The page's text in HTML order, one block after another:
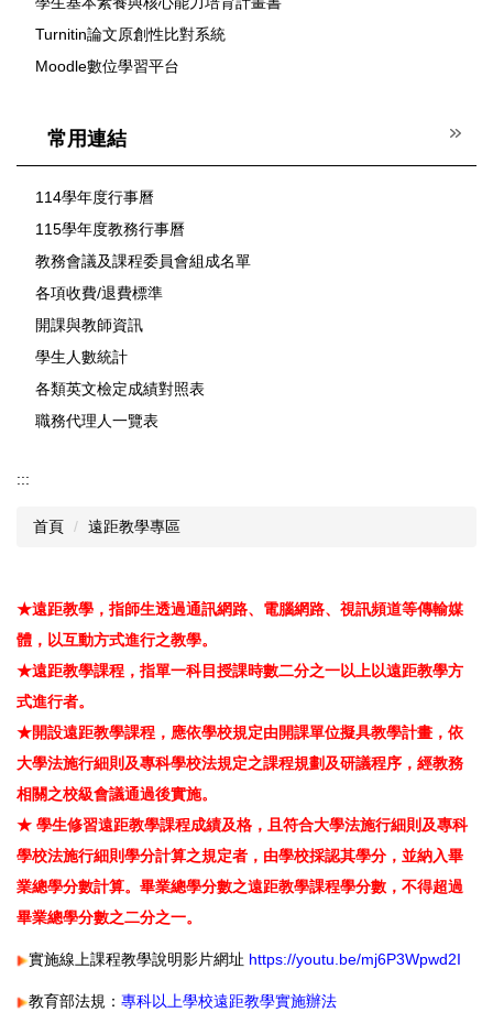
Turnitin論文原創性比對系統
Moodle數位學習平台
常用連結
114學年度行事曆
115學年度教務行事曆
教務會議及課程委員會組成名單
各項收費/退費標準
開課與教師資訊
學生人數統計
各類英文檢定成績對照表
職務代理人一覽表
:::
首頁 遠距教學專區
★遠距教學，指師生透過通訊網路、電腦網路、視訊頻道等傳輸媒
體，以互動方式進行之教學。
★遠距教學課程，指單一科目授課時數二分之一以上以遠距教學方
式進行者。
★開設遠距教學課程，應依學校規定由開課單位擬具教學計畫，依
大學法施行細則及專科學校法規定之課程規劃及研議程序，經教務
相關之校級會議通過後實施。
★ 學生修習遠距教學課程成績及格，且符合大學法施行細則及專科
學校法施行細則學分計算之規定者，由學校採認其學分，並納入畢
業總學分數計算。畢業總學分數之遠距教學課程學分數，不得超過
畢業總學分數之二分之一。
實施線上課程教學說明影片網址 https://youtu.be/mj6P3Wpwd2I
教育部法規： 專科以上學校遠距教學實施辦法